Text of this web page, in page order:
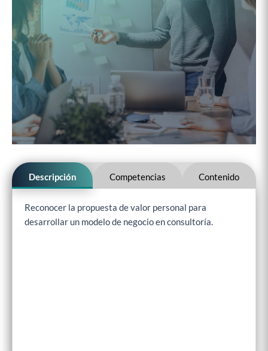
Descripción Competencias Contenido
Reconocer la propuesta de valor personal para
desarrollar un modelo de negocio en consultoría.